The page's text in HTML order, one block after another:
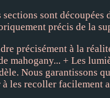
sont
précis de la
précisément à la
mahogany... + Les
Nous garantissons
à les recoller facilement